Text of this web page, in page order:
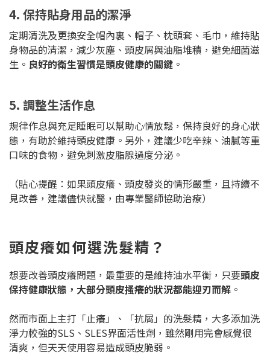
4. 保持貼身用品的潔淨
定期清洗及更換安全帽內裏、帽子、枕頭套、毛巾，維持貼
身物品的清潔，減少灰塵、頭皮屑與油脂堆積，避免細菌滋
生。 良好的衛生習慣是頭皮健康的關鍵 。
5. 調整生活作息
規律作息與充足睡眠可以幫助心情放鬆，保持良好的身心狀
態，有助於維持頭皮健康。另外，建議少吃辛辣、油膩等重
口味的食物，避免刺激皮脂腺過度分泌。
（貼心提醒：如果頭皮癢、頭皮發炎的情形嚴重，且持續不
見改善，建議儘快就醫，由專業醫師協助治療）
頭皮癢如何選洗髮精？
想要改善頭皮癢問題，最重要的是維持油水平衡，只要頭皮
保持健康狀態，大部分頭皮搔癢的狀況都能迎刃而解 。
然而市面上主打「止癢」、「抗屑」的洗髮精，大多添加洗
淨力較強的SLS、SLES界面活性劑，雖然剛用完會感覺很
清爽，但天天使用容易造成頭皮脆弱。